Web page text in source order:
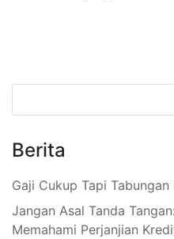
Berita
Gaji Cukup Tapi
Jangan Asal Tanda
Memahami Perjanjian